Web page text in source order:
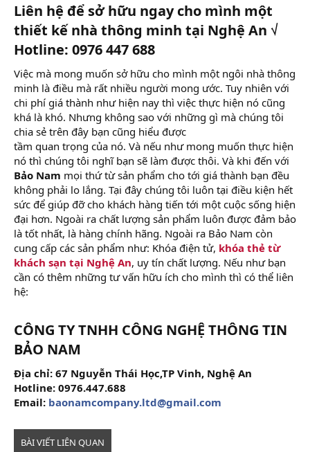
Liên hệ để sở hữu ngay cho mình một
thiết kế nhà thông minh tại Nghệ An √
Hotline: 0976 447 688
Việc mà mong muốn sở hữu cho mình một ngôi nhà thông
minh là điều mà rất nhiều người mong ước. Tuy nhiên với
chi phí giá thành như hiện nay thì việc thực hiện nó cũng
khá là khó. Nhưng không sao với những gì mà chúng tôi
chia sẻ trên đây bạn cũng hiểu được
tầm quan trọng của nó. Và nếu như mong muốn thực hiện
nó thì chúng tôi nghĩ bạn sẽ làm được thôi. Và khi đến với
Bảo Nam mọi thứ từ sản phẩm cho tới giá thành bạn đều
không phải lo lắng. Tại đây chúng tôi luôn tại điều kiện hết
sức để giúp đỡ cho khách hàng tiến tới một cuộc sống hiện
đại hơn. Ngoài ra chất lượng sản phẩm luôn được đảm bảo
là tốt nhất, là hàng chính hãng. Ngoài ra Bảo Nam còn
cung cấp các sản phẩm như: Khóa điện tử, khóa thẻ từ
khách sạn tại Nghệ An, uy tín chất lượng. Nếu như bạn
cần có thêm những tư vấn hữu ích cho mình thì có thể liên
hệ:
CÔNG TY TNHH CÔNG NGHỆ THÔNG TIN
BẢO NAM
Địa chỉ: 67 Nguyễn Thái Học,TP Vinh, Nghệ An
Hotline: 0976.447.688
Email: baonamcompany.ltd@gmail.com
BÀI VIẾT LIÊN QUAN